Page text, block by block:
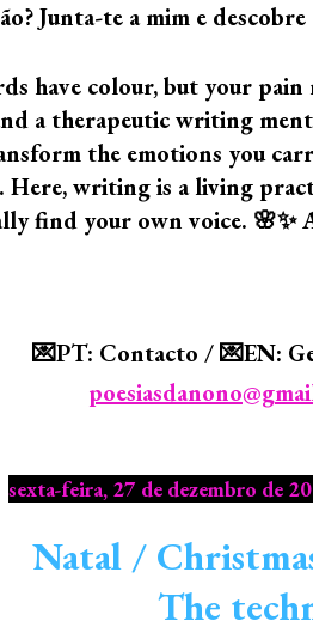
Junta-te a mim e descobre
have colour, but your pain
a therapeutic writing
the emotions you
Here, writing is a living
find your own voice.
💌PT: Contacto / 💌EN:
sexta-feira, 27 de dezembro de
Natal /
The